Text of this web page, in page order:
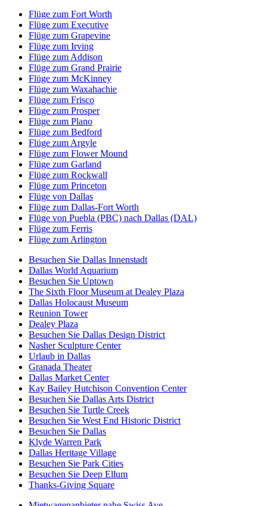
Flüge zum Fort Worth
Flüge zum Executive
Flüge zum Grapevine
Flüge zum Irving
Flüge zum Addison
Flüge zum Grand Prairie
Flüge zum McKinney
Flüge zum Waxahachie
Flüge zum Frisco
Flüge zum Prosper
Flüge zum Plano
Flüge zum Bedford
Flüge zum Argyle
Flüge zum Flower Mound
Flüge zum Garland
Flüge zum Rockwall
Flüge zum Princeton
Flüge von Dallas
Flüge zum Dallas-Fort Worth
Flüge von Puebla (PBC) nach Dallas (DAL)
Flüge zum Ferris
Flüge zum Arlington
Besuchen Sie Dallas Innenstadt
Dallas World Aquarium
Besuchen Sie Uptown
The Sixth Floor Museum at Dealey Plaza
Dallas Holocaust Museum
Reunion Tower
Dealey Plaza
Besuchen Sie Dallas Design District
Nasher Sculpture Center
Urlaub in Dallas
Granada Theater
Dallas Market Center
Kay Bailey Hutchison Convention Center
Besuchen Sie Dallas Arts District
Besuchen Sie Turtle Creek
Besuchen Sie West End Historic District
Besuchen Sie Dallas
Klyde Warren Park
Dallas Heritage Village
Besuchen Sie Park Cities
Besuchen Sie Deep Ellum
Thanks-Giving Square